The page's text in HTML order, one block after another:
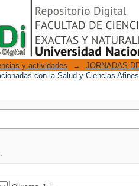
y actividades →
JORNADAS
con la Salud y Ciencias